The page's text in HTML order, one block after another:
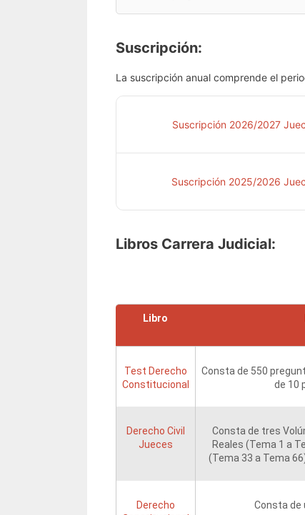
Suscripción:
La suscripción anual comprende el
Suscripción 2026/2027
Suscripción 2025/2026
Libros Carrera Judicial:
Libro
Test Derecho
Constitucional
Consta de 550
de 10
Derecho Civil
Jueces
Consta de tres
Reales (Tema 1 a
(Tema 33 a Tema
Derecho
Consta de